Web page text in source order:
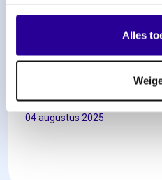
Alles
Pop en Rock: Jouw
rechten – Sena
04 augustus 2025